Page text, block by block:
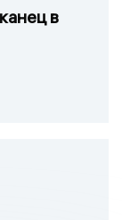
в